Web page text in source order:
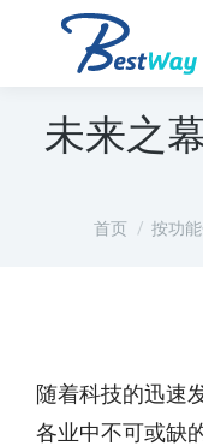
未来之
您在这里：
首页 按功
随着科技的迅速
各业中不可或缺